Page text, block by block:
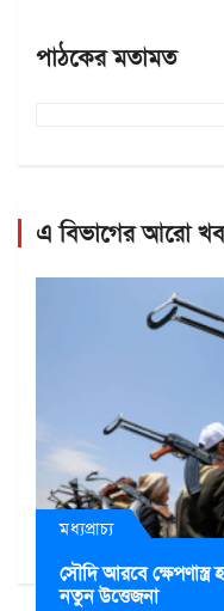
পাঠকের মতামত
এ বিভাগের আরো
মধ্যপ্রাচ্য
সৌদি আরবে ক্ষেপণাস্ত্র
নতুন উত্তেজনা